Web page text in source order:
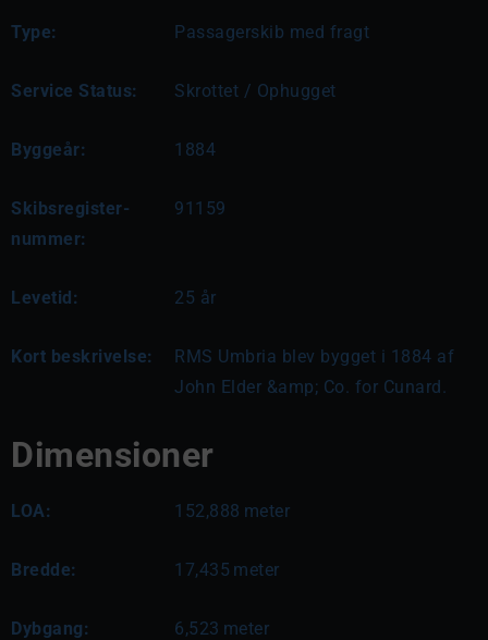
Type: Passagerskib med fragt
Service Status: Skrottet / Ophugget
Byggeår: 1884
Skibsregister-
nummer:
91159
Levetid: 25 år
Kort beskrivelse:
RMS Umbria blev bygget i 1884 af
John Elder &amp; Co. for Cunard.
Dimensioner
LOA: 152,888 meter
Bredde: 17,435 meter
Dybgang: 6,523 meter